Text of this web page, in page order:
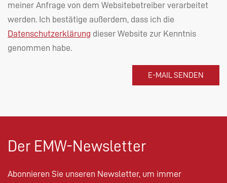
meiner Anfrage von dem Websitebetreiber verarbeitet
werden. Ich bestätige außerdem, dass ich die
Datenschutzerklärung dieser Website zur Kenntnis
genommen habe.
Der EMW-Newsletter
Abonnieren Sie unseren Newsletter, um immer